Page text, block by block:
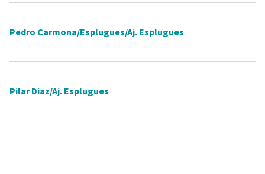
Pedro Carmona/Esplugues/Aj. Esplugues
Pilar Diaz/Aj. Esplugues